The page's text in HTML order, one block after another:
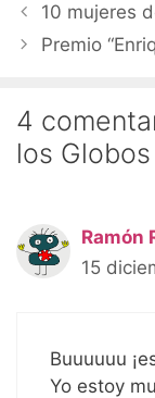
10 mujeres
Premio
4
los
Ramón
15
Buuuuuu
Yo estoy